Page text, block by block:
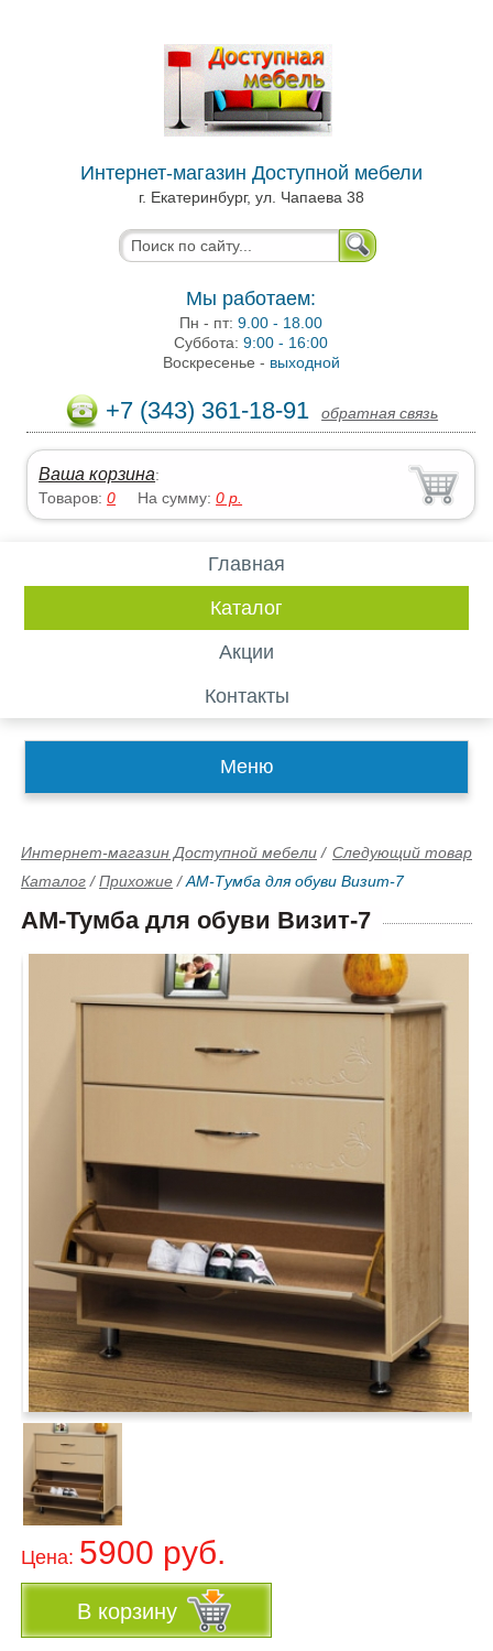
Интернет-магазин Доступной мебели
г. Екатеринбург, ул. Чапаева 38
Мы работаем:
Пн - пт:9.00 - 18.00
Суббота:9:00 - 16:00
Воскресенье - выходной
+7 (343) 361-18-91 обратная связь
Ваша корзина:
Товаров:0 На сумму:0 р.
Главная
Каталог
Акции
Контакты
Меню
Следующий товар
Интернет-магазин Доступной мебели /
Каталог /Прихожие /АМ-Тумба для обуви Визит-7
АМ-Тумба для обуви Визит-7
Цена: 5900 руб.
В корзину